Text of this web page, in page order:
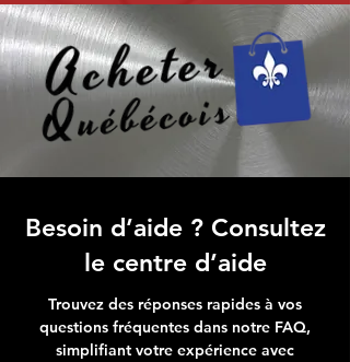
Besoin d’aide ? Consultez
le centre d’aide
Trouvez des réponses rapides à vos
questions fréquentes dans notre FAQ,
simplifiant votre expérience avec